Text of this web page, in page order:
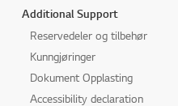
Additional Support
Reservedeler og tilbehør
Kunngjøringer
Dokument Opplasting
Accessibility declaration